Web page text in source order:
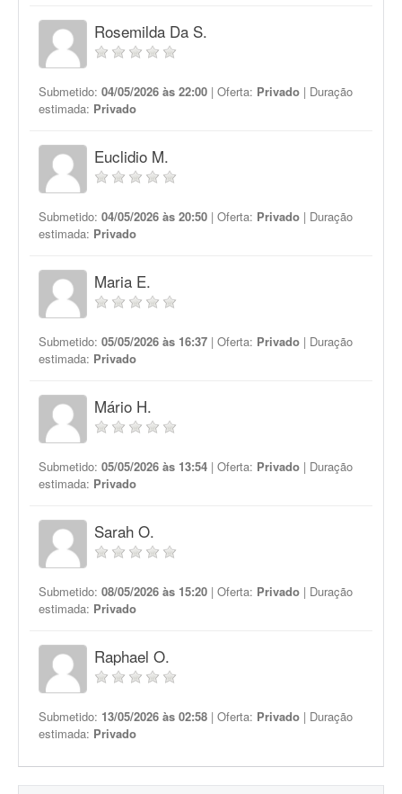
Rosemilda Da S.
Submetido: 04/05/2026 às 22:00 | Oferta: Privado | Duração
estimada: Privado
Euclidio M.
Submetido: 04/05/2026 às 20:50 | Oferta: Privado | Duração
estimada: Privado
Maria E.
Submetido: 05/05/2026 às 16:37 | Oferta: Privado | Duração
estimada: Privado
Mário H.
Submetido: 05/05/2026 às 13:54 | Oferta: Privado | Duração
estimada: Privado
Sarah O.
Submetido: 08/05/2026 às 15:20 | Oferta: Privado | Duração
estimada: Privado
Raphael O.
Submetido: 13/05/2026 às 02:58 | Oferta: Privado | Duração
estimada: Privado